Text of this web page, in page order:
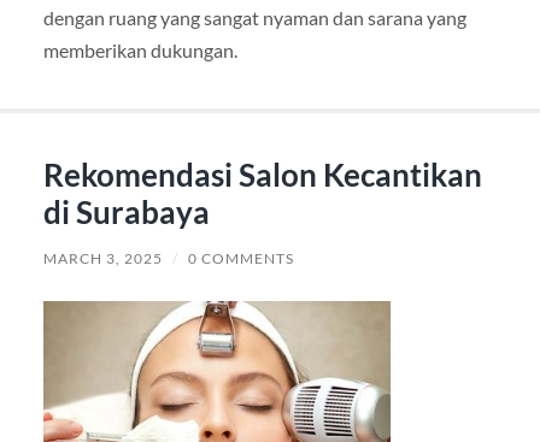
dengan ruang yang sangat nyaman dan sarana yang
memberikan dukungan.
Rekomendasi Salon Kecantikan
di Surabaya
MARCH 3, 2025 / 0 COMMENTS